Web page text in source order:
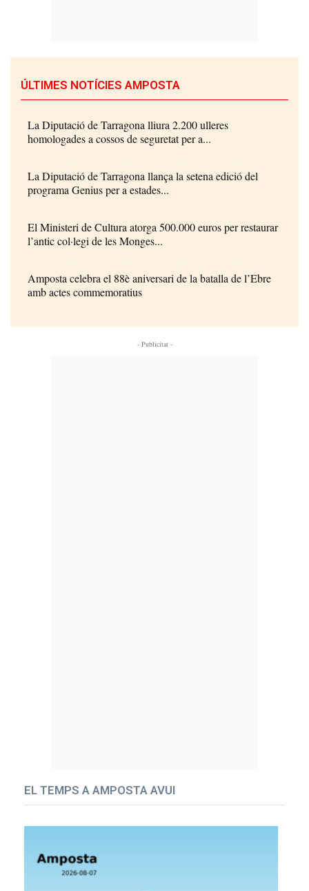
ÚLTIMES NOTÍCIES AMPOSTA
La Diputació de Tarragona lliura 2.200 ulleres
homologades a cossos de seguretat per a...
La Diputació de Tarragona llança la setena edició del
programa Genius per a estades...
El Ministeri de Cultura atorga 500.000 euros per restaurar
l’antic col·legi de les Monges...
Amposta celebra el 88è aniversari de la batalla de l’Ebre
amb actes commemoratius
- Publicitat -
EL TEMPS A AMPOSTA AVUI